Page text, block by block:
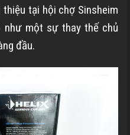
tại hội chợ Sinsheim
như một sự thay thế chủ
đầu.